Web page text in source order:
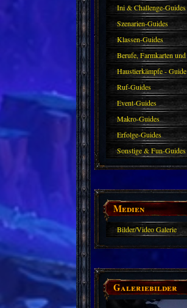
Ini & Challenge-Guides
Szenarien-Guides
Klassen-Guides
Berufe, Farmkarten und
Haustiere
Haustierkämpfe - Guide
Ruf-Guides
Event-Guides
Makro-Guides
Erfolge-Guides
Sonstige & Fun-Guides
Medien
Bilder/Video Galerie
Galeriebilder